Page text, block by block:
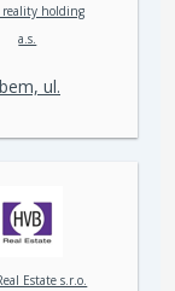
reality holding
a.s.
ul.
Estate s.r.o.